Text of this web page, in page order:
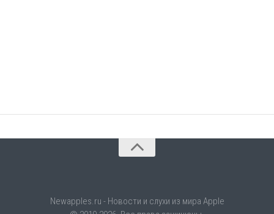
Newapples.ru - Новости и слухи из мира Apple